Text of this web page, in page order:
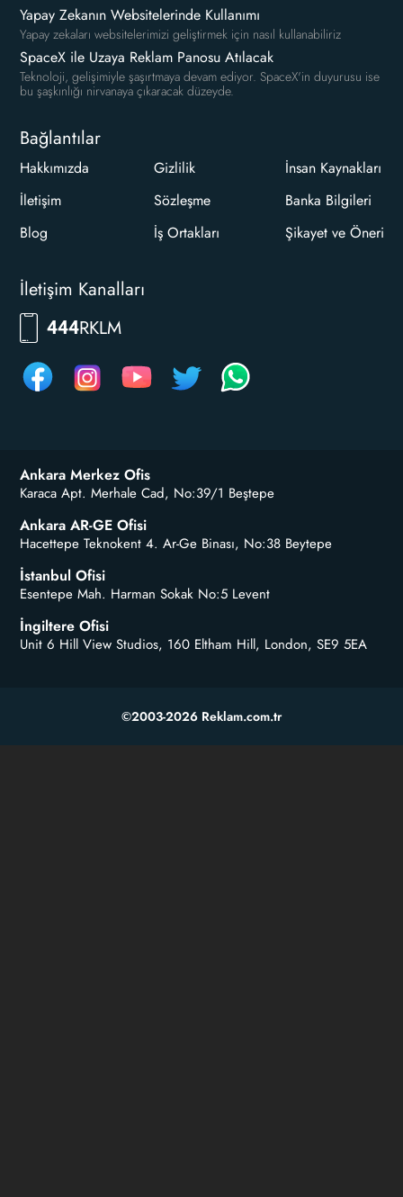
Yapay Zekanın Websitelerinde Kullanımı
Yapay zekaları websitelerimizi geliştirmek için nasıl kullanabiliriz
SpaceX ile Uzaya Reklam Panosu Atılacak
Teknoloji, gelişimiyle şaşırtmaya devam ediyor. SpaceX'in duyurusu ise
bu şaşkınlığı nirvanaya çıkaracak düzeyde.
Bağlantılar
Hakkımızda
İletişim
Blog
Gizlilik
Sözleşme
İş Ortakları
İnsan Kaynakları
Banka Bilgileri
Şikayet ve Öneri
İletişim Kanalları
4447556
Ankara Merkez Ofis
Karaca Apt. Merhale Cad, No:39/1 Beştepe
Ankara AR-GE Ofisi
Hacettepe Teknokent 4. Ar-Ge Binası, No:38 Beytepe
İstanbul Ofisi
Esentepe Mah. Harman Sokak No:5 Levent
İngiltere Ofisi
Unit 6 Hill View Studios, 160 Eltham Hill, London, SE9 5EA
©2003-2026 Reklam.com.tr